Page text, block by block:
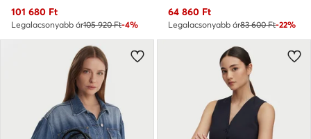
Aktuális ár
101 680 Ft
Legalacsonyabb ár105 920 Ft-4%
Aktuális ár
64 860 Ft
Legalacsonyabb ár83 600 Ft-22%